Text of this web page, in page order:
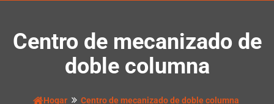
Centro de mecanizado de
doble columna
Hogar Centro de mecanizado de doble columna